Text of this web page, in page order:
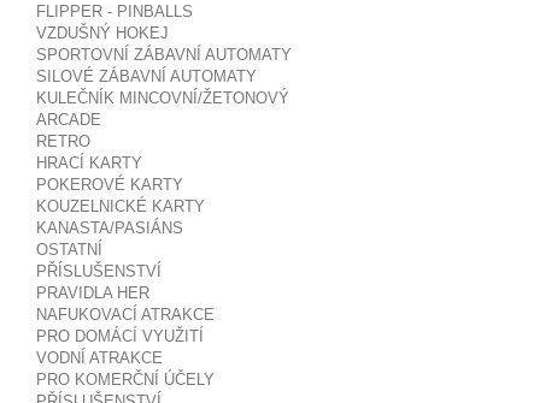
FLIPPER - PINBALLS
VZDUŠNÝ HOKEJ
SPORTOVNÍ ZÁBAVNÍ AUTOMATY
SILOVÉ ZÁBAVNÍ AUTOMATY
KULEČNÍK MINCOVNÍ/ŽETONOVÝ
ARCADE
RETRO
HRACÍ KARTY
POKEROVÉ KARTY
KOUZELNICKÉ KARTY
KANASTA/PASIÁNS
OSTATNÍ
PŘÍSLUŠENSTVÍ
PRAVIDLA HER
NAFUKOVACÍ ATRAKCE
PRO DOMÁCÍ VYUŽITÍ
VODNÍ ATRAKCE
PRO KOMERČNÍ ÚČELY